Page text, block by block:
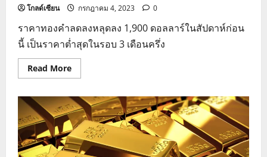
โกลด์เซียน กรกฎาคม 4, 2023 0
ราคาทองคำลดลงหลุดลง 1,900 ดอลลาร์ในสัปดาห์ก่อน
นี้ เป็นราคาต่ำสุดในรอบ 3 เดือนครึ่ง
Read MoreRead
more
โน้ม
ราคา
ทอง
3
ก.ค.
66